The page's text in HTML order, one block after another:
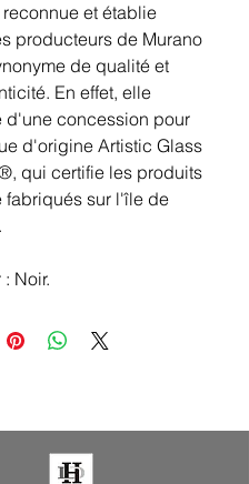
et établie
producteurs de Murano
de qualité et
En effet, elle
d'une concession pour
d'origine Artistic Glass
qui certifie les produits
fabriqués sur l'île de
Noir.